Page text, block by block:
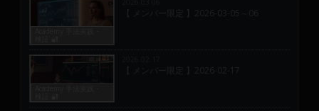
【 メンバー限定 】2026-03-05～06
【 メンバー限定 】2026-02-17